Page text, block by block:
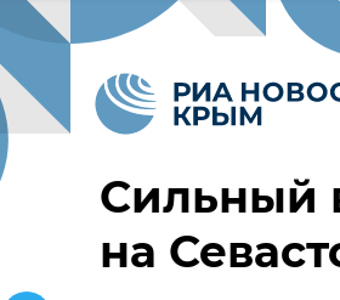
Сильный
на